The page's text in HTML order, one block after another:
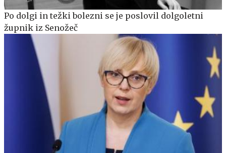
Po dolgi in težki bolezni se je poslovil dolgoletni
župnik iz Senožeč